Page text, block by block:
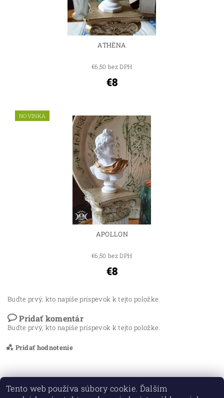
ATHÉNA
€6,50 bez DPH
€8
NOVINKA
APOLLON
€6,50 bez DPH
€8
Buďte prvý, kto napíše príspevok k tejto položke.
Pridať komentár
Buďte prvý, kto napíše príspevok k tejto položke.
Pridať hodnotenie
Tento web používa súbory cookie. Ďalším